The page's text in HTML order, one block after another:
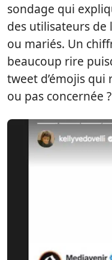
sondage qui
des utilisateurs de
ou mariés. Un
beaucoup rire
tweet d’émojis
ou pas concernée